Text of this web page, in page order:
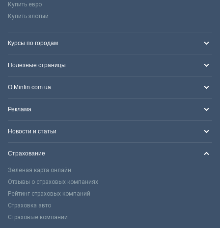
Купить евро
Купить злотый
Курсы по городам
Полезные страницы
О Minfin.com.ua
Реклама
Новости и статьи
Страхование
Зеленая карта онлайн
Отзывы о страховых компаниях
Рейтинг страховых компаний
Страховка авто
Страховые компании